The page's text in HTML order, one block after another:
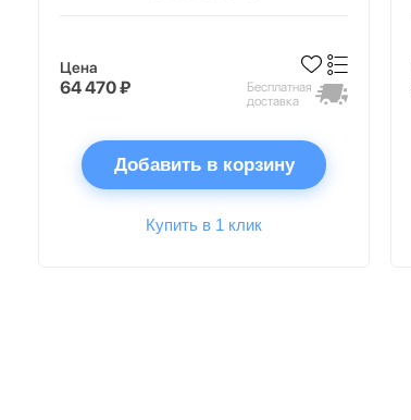
Цена
64 470 ₽
Бесплатная
доставка
Добавить в корзину
Купить в 1 клик